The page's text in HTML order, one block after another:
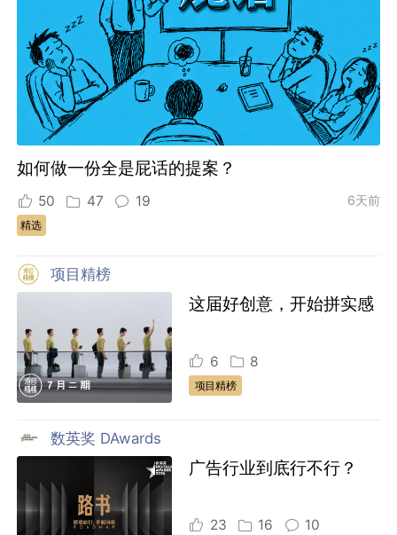
如何做一份全是屁话的提案？
50 47 19 6天前
精选
项目精榜
这届好创意，开始拼实感
6 8
项目精榜
数英奖 DAwards
广告行业到底行不行？
23 16 10